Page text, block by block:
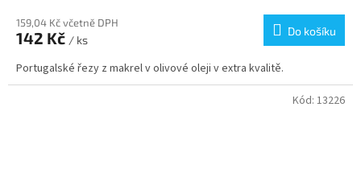
159,04 Kč včetně DPH
142 Kč / ks
Do košíku
Portugalské řezy z makrel v olivové oleji v extra kvalitě.
Kód: 13226